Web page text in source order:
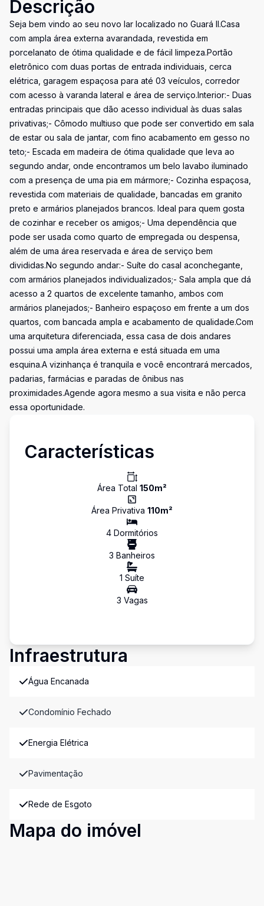
Descrição
Seja bem vindo ao seu novo lar localizado no Guará II.Casa
com ampla área externa avarandada, revestida em
porcelanato de ótima qualidade e de fácil limpeza.Portão
eletrônico com duas portas de entrada individuais, cerca
elétrica, garagem espaçosa para até 03 veículos, corredor
com acesso à varanda lateral e área de serviço.Interior:- Duas
entradas principais que dão acesso individual às duas salas
privativas;- Cômodo multiuso que pode ser convertido em sala
de estar ou sala de jantar, com fino acabamento em gesso no
teto;- Escada em madeira de ótima qualidade que leva ao
segundo andar, onde encontramos um belo lavabo iluminado
com a presença de uma pia em mármore;- Cozinha espaçosa,
revestida com materiais de qualidade, bancadas em granito
preto e armários planejados brancos. Ideal para quem gosta
de cozinhar e receber os amigos;- Uma dependência que
pode ser usada como quarto de empregada ou despensa,
além de uma área reservada e área de serviço bem
divididas.No segundo andar:- Suíte do casal aconchegante,
com armários planejados individualizados;- Sala ampla que dá
acesso a 2 quartos de excelente tamanho, ambos com
armários planejados;- Banheiro espaçoso em frente a um dos
quartos, com bancada ampla e acabamento de qualidade.Com
uma arquitetura diferenciada, essa casa de dois andares
possui uma ampla área externa e está situada em uma
esquina.A vizinhança é tranquila e você encontrará mercados,
padarias, farmácias e paradas de ônibus nas
proximidades.Agende agora mesmo a sua visita e não perca
essa oportunidade.
Características
Área Total 150m²
Área Privativa 110m²
4 Dormitórios
3 Banheiros
1 Suíte
3 Vagas
Infraestrutura
Água Encanada
Condomínio Fechado
Energia Elétrica
Pavimentação
Rede de Esgoto
Mapa do imóvel